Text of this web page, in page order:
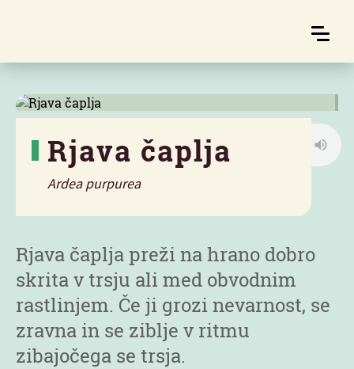
Rjava čaplja
Ardea purpurea
Rjava čaplja preži na hrano dobro
skrita v trsju ali med obvodnim
rastlinjem. Če ji grozi nevarnost, se
zravna in se ziblje v ritmu
zibajočega se trsja.